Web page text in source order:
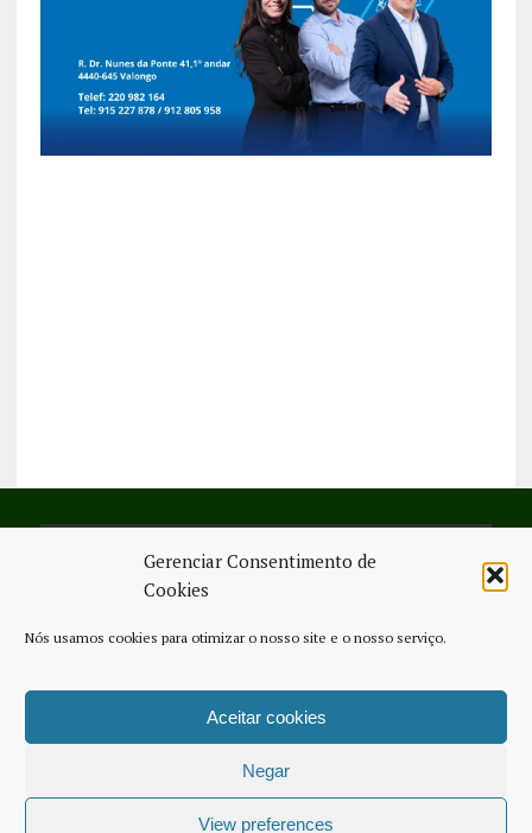
Gerenciar Consentimento de
Cookies
Nós usamos cookies para otimizar o nosso site e o nosso serviço.
Aceitar cookies
Negar
View preferences
SIGA-NOS NO FACEBOOK
ESTATUTO EDITORIAL
CONTACTE-NOS
COPYRIGHT © 2026 - JORNAL NOVO REGIONAL | POWERED BY